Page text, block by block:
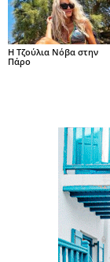
H Τζούλια Νόβα στην
Πάρο